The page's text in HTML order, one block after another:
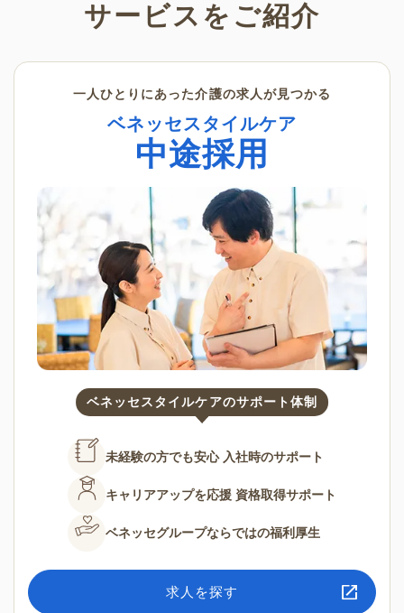
サービスをご紹介
一人ひとりにあった介護の求人が見つかる
ベネッセスタイルケア
中途採用
ベネッセスタイルケアのサポート体制
未経験の方でも安心 入社時のサポート
キャリアアップを応援 資格取得サポート
ベネッセグループならではの福利厚生
求人を探す